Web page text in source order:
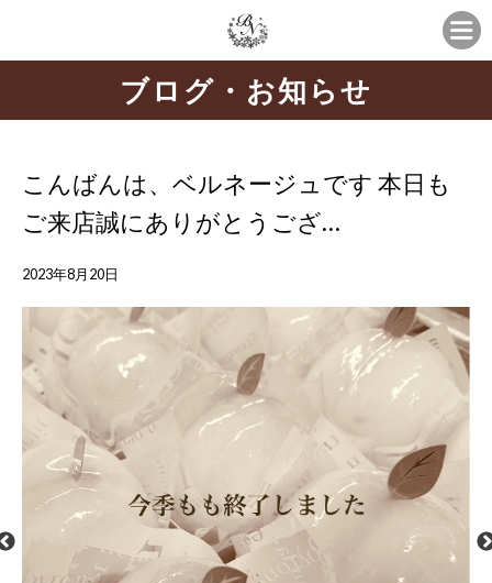
ブログ・お知らせ
こんばんは、ベルネージュです 本日も
ご来店誠にありがとうござ…
2023年8月20日